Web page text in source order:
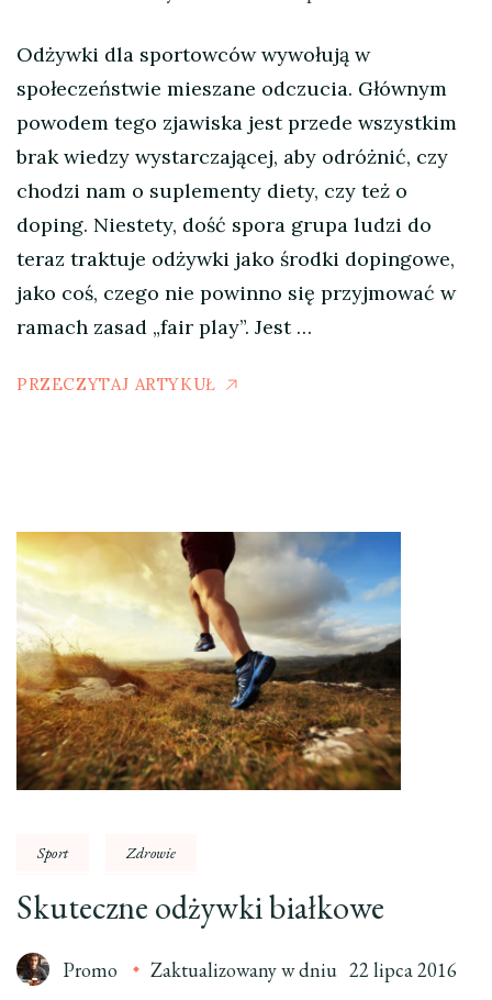
Odżywki dla sportowców wywołują w
społeczeństwie mieszane odczucia. Głównym
powodem tego zjawiska jest przede wszystkim
brak wiedzy wystarczającej, aby odróżnić, czy
chodzi nam o suplementy diety, czy też o
doping. Niestety, dość spora grupa ludzi do
teraz traktuje odżywki jako środki dopingowe,
jako coś, czego nie powinno się przyjmować w
ramach zasad „fair play”. Jest …
PRZECZYTAJ ARTYKUŁ
Sport Zdrowie
Skuteczne odżywki białkowe
Promo Zaktualizowany w dniu 22 lipca 2016